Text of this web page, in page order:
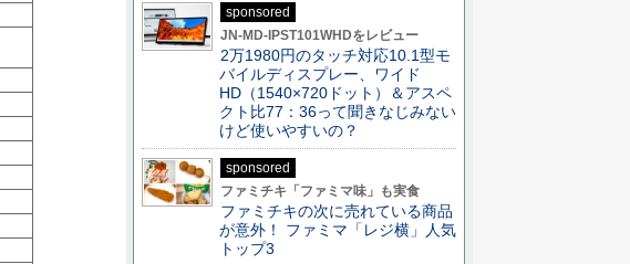
sponsored
JN-MD-IPST101WHDをレビュー
2万1980円のタッチ対応10.1型モ
バイルディスプレー、ワイド
HD（1540×720ドット）＆アスペ
クト比77：36って聞きなじみない
けど使いやすいの？
sponsored
ファミチキ「ファミマ味」も実食
ファミチキの次に売れている商品
が意外！ ファミマ「レジ横」人気
トップ3